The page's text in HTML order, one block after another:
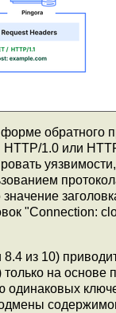
обратного
1.0 или
"Connection:
8.4 из 10)
на основе